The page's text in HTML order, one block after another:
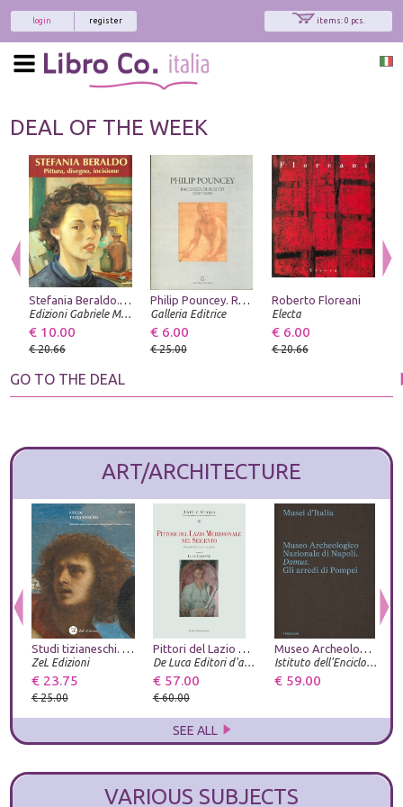
items: 0 pcs.
register
login
DEAL OF THE WEEK
Stefania Beraldo. Pittura, disegno, incisione
Edizioni Gabriele Mazzotta
€ 10.00
€ 20.66
Philip Pouncey. Raccolta di Scritti (1937-1985)
Galleria Editrice
€ 6.00
€ 25.00
Roberto Floreani
Electa
€ 6.00
€ 20.66
GO TO THE DEAL
ART/ARCHITECTURE
Studi tizianeschi. Annuario della Fondazione Centro studi Tiziano e Cadore. Ediz. illustrata. Vol. 15
ZeL Edizioni
€ 23.75
€ 25.00
Pittori del Lazio meridionale nel Seicento. Orazio Zecca e gli altri
De Luca Editori d'arte
€ 57.00
€ 60.00
Museo Archeologico Nazionale di Napoli. Domus. Gli arredi di Pompei
Istituto dell'Enciclopedia Italiana
€ 59.00
SEE ALL
VARIOUS SUBJECTS